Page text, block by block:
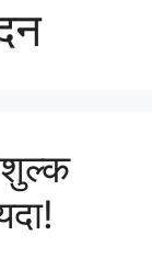
शुल्क